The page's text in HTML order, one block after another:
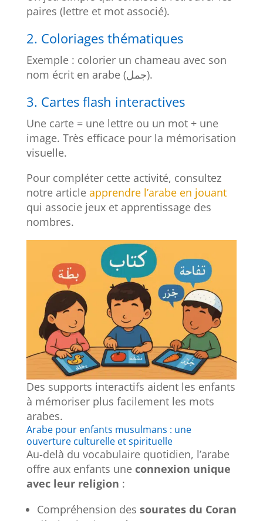
paires (lettre et mot associé).
2. Coloriages thématiques
Exemple : colorier un chameau avec son
nom écrit en arabe (جمل).
3. Cartes flash interactives
Une carte = une lettre ou un mot + une
image. Très efficace pour la mémorisation
visuelle.
Pour compléter cette activité, consultez
notre article apprendre l’arabe en jouant
qui associe jeux et apprentissage des
nombres.
Des supports interactifs aident les enfants
à mémoriser plus facilement les mots
arabes.
Arabe pour enfants musulmans : une
ouverture culturelle et spirituelle
Au-delà du vocabulaire quotidien, l’arabe
offre aux enfants une connexion unique
avec leur religion :
Compréhension des sourates du Coran